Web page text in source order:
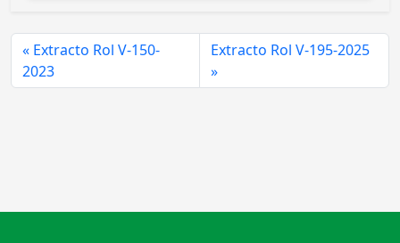
Extracto Rol V-150-
2023
Extracto Rol V-195-2025